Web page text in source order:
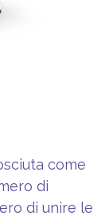
come
di
di unire le